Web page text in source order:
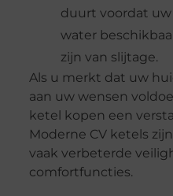
duurt voordat uw
water
zijn van slijtage.
Als u merkt dat uw
aan uw wensen
ketel kopen een
Moderne CV ketels
vaak verbeterde
comfortfuncties.